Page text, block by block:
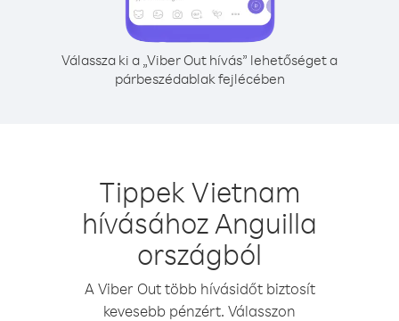
Válassza ki a „Viber Out hívás” lehetőséget a
párbeszédablak fejlécében
Tippek Vietnam
hívásához Anguilla
országból
A Viber Out több hívásidőt biztosít
kevesebb pénzért. Válasszon